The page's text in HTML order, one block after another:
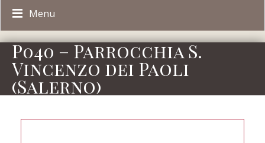
Menu
P040 – Parrocchia S.
Vincenzo dei Paoli
(Salerno)